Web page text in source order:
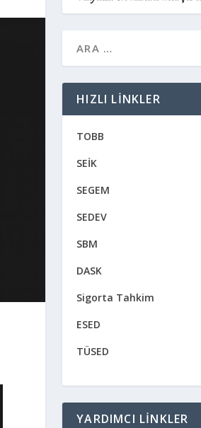
HIZLI LINKLER
TOBB
SEİK
SEGEM
SEDEV
SBM
DASK
Sigorta Tahkim
ESED
TÜSED
YARDIMCI LINKLER